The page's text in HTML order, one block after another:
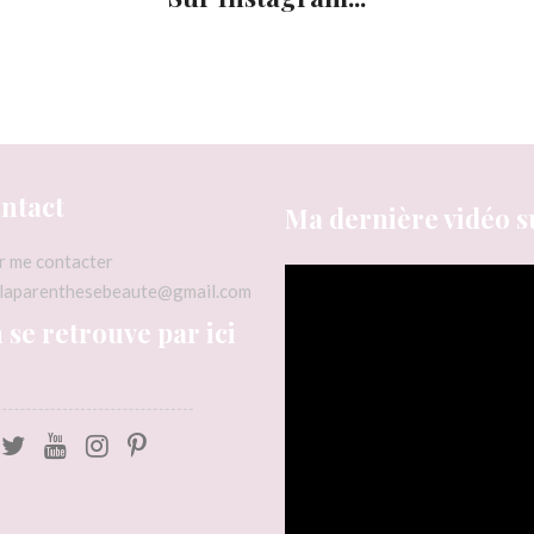
me contacter
se retrouve par ici
Ma dernière vidéo